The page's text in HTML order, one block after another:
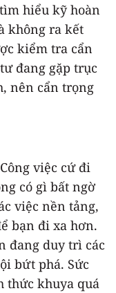
hiểu kỹ hoàn
không ra kết
kiểm tra cẩn
đang gặp trục
nên cẩn trọng
việc cứ đi
có gì bất ngờ
việc nền tảng,
bạn đi xa hơn.
đang duy trì các
bứt phá. Sức
thức khuya quá